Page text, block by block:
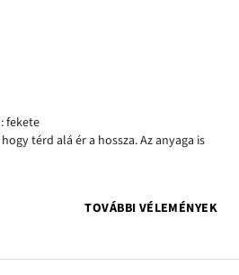
fekete
térd alá ér a hossza. Az anyaga is
TOVÁBBI VÉLEMÉNYEK